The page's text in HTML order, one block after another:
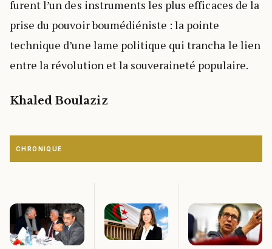
furent l’un des instruments les plus efficaces de la
prise du pouvoir boumédiéniste : la pointe
technique d’une lame politique qui trancha le lien
entre la révolution et la souveraineté populaire.
Khaled Boulaziz
CHRONIQUE